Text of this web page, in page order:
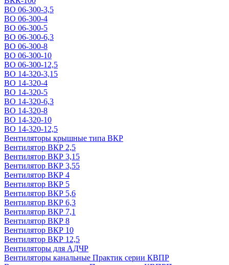
ВО 06-300-3,5
ВО 06-300-4
ВО 06-300-5
ВО 06-300-6,3
ВО 06-300-8
ВО 06-300-10
ВО 06-300-12,5
ВО 14-320-3,15
ВО 14-320-4
ВО 14-320-5
ВО 14-320-6,3
ВО 14-320-8
ВО 14-320-10
ВО 14-320-12,5
Вентиляторы крышные типа ВКР
Вентилятор ВКР 2,5
Вентилятор ВКР 3,15
Вентилятор ВКР 3,55
Вентилятор ВКР 4
Вентилятор ВКР 5
Вентилятор ВКР 5,6
Вентилятор ВКР 6,3
Вентилятор ВКР 7,1
Вентилятор ВКР 8
Вентилятор ВКР 10
Вентилятор ВКР 12,5
Вентиляторы для АДЧР
Вентиляторы канальные Практик серии КВПР